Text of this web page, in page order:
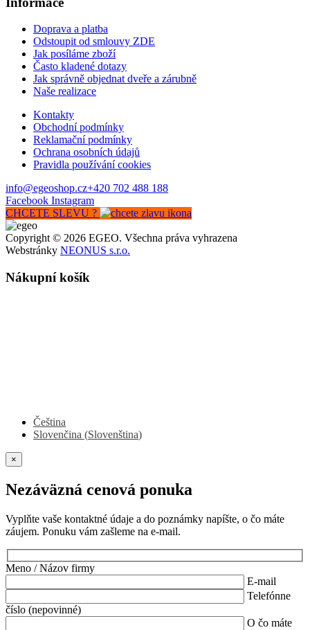
Doprava a platba
Odstoupit od smlouvy ZDE
Jak posíláme zboží
Často kladené dotazy
Jak správně objednat dveře a zárubně
Naše realizace
Kontakty
Obchodní podmínky
Reklamační podmínky
Ochrana osobních údajů
Pravidla používání cookies
info@egeoshop.cz+420 702 488 188
Facebook Instagram
CHCETE SLEVU ?
Copyright © 2026 EGEO. Všechna práva vyhrazena
Webstránky NEONUS s.r.o.
Nákupní košík
Čeština
Slovenčina (Slovenština)
×
Nezáväzná cenová ponuka
Vyplňte vaše kontaktné údaje a do poznámky napíšte, o čo máte
záujem. Ponuku vám zašleme na e-mail.
Meno / Názov firmy
E-mail
Telefónne
číslo (nepovinné)
O čo máte